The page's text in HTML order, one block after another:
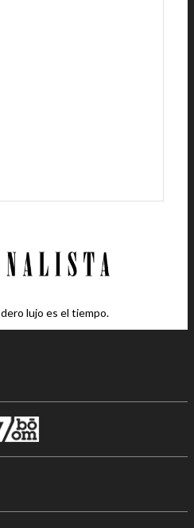
lujo es el tiempo.